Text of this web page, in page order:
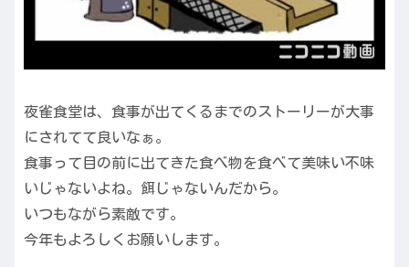
夜雀食堂は、食事が出てくるまでのストーリーが大事
にされてて良いなぁ。
食事って目の前に出てきた食べ物を食べて美味い不味
いじゃないよね。餌じゃないんだから。
いつもながら素敵です。
今年もよろしくお願いします。